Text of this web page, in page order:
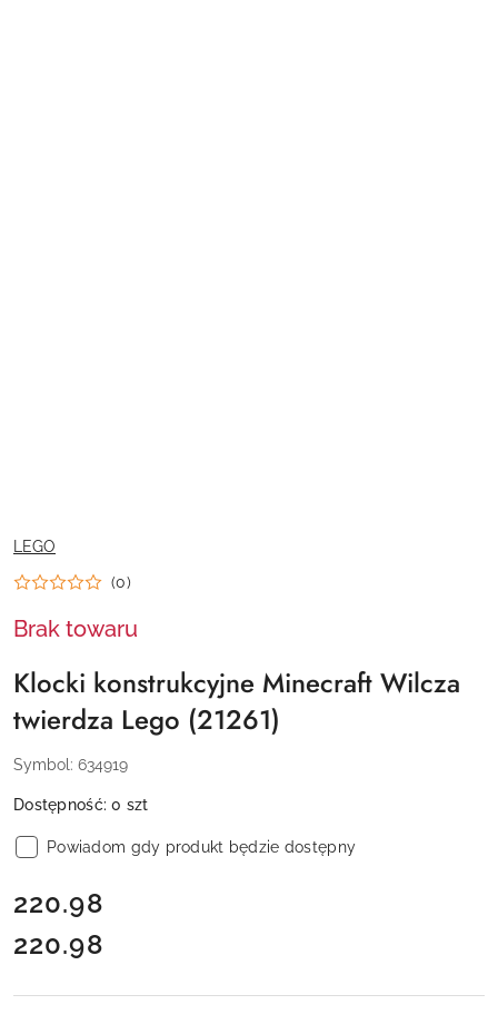
NAZWA
PRODUCENTA:
LEGO
(0)
Brak towaru
Klocki konstrukcyjne Minecraft Wilcza
twierdza Lego (21261)
Symbol: 634919
Dostępność:0 szt
Powiadom gdy produkt będzie dostępny
cena:
220.98
Cena:
220.98